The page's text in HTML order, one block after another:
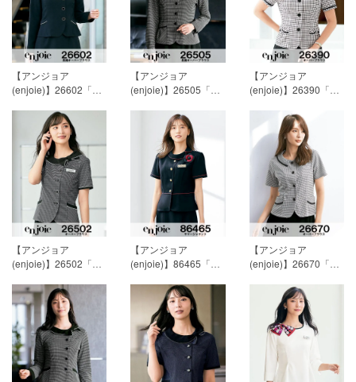
【アンジョア
(enjoie)】26602「長
ス」[通年用]19,718円
【アンジョア
(enjoie)】26505「長
（リボン付）」[通年
18,893円(税込)
【アンジョア
(enjoie)】26390「半
ス」[春夏用]17,243円
(税込)
【アンジョア
(enjoie)】26502「半
ス」[春夏用]15,593円
(税込)
【アンジョア
(enjoie)】86465「サ
夏用] 19,718円(税込)
【アンジョア
(enjoie)】26670「半
ス」[春夏用]13,118円